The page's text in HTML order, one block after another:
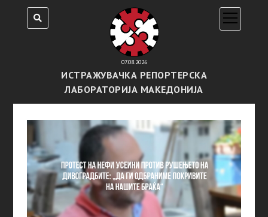
07.08.2026
ИСТРАЖУВАЧКА РЕПОРТЕРСКА
ЛАБОРАТОРИЈА МАКЕДОНИЈА
open
menu